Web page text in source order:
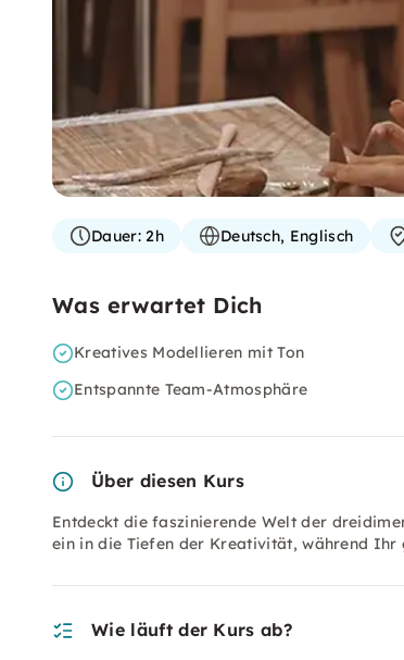
Dauer:2h Deutsch, Englisch
Was erwartet Dich
Kreatives Modellieren mit Ton
Entspannte Team-Atmosphäre
Über diesen Kurs
Entdeckt die faszinierende Welt der
ein in die Tiefen der Kreativität, während Ihr
Wie läuft der Kurs ab?